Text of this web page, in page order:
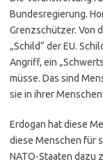
Bundesregierung.
Grenzschützer. Von
„Schild“ der EU.
Angriff, ein
müsse. Das sind
sie in ihrer
Erdogan hat diese
diese Menschen für
NATO-Staaten dazu